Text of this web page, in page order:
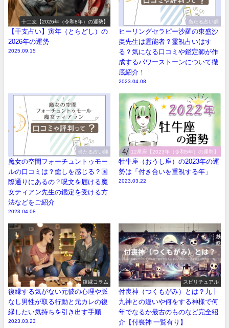
十二支【2026年（令和8年）の運勢】
【干支占い】寅年（とらどし）の
2026年の運勢
2025.09.15
当たる占い師
ヒーリングセラピー沙羅の東盛沙
棗先生は霊能者？霊視占いはす
る？気になる口コミや鑑定師が作
成するパワーストーンについて徹
底紹介！
2023.04.08
当たる占い師
魔女の空間フォーチュントゥモー
ルの口コミは？癒しを感じる？国
際通りにあるの？呪文を届ける魔
女ティアン先生の鑑定を受ける方
法などをご紹介
2023.04.08
12星座【2023年（令和5年）の運勢】
牡牛座（おうし座）の2023年の運
勢は「付き合いを重視する年」
2023.03.22
復縁コラム
復縁する気がない元彼の心理や脈
なし男性が取る行動と元カレの復
縁したい気持ちを引き出す手順
2023.03.23
スピリチュアル
付喪神（つくもがみ）とは？九十
九神との違いや何をする神様で何
年でなるか最古のものなど完全紹
介【付喪神 一覧有り】